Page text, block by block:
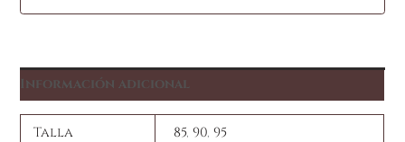
Información adicional
Talla 85, 90, 95